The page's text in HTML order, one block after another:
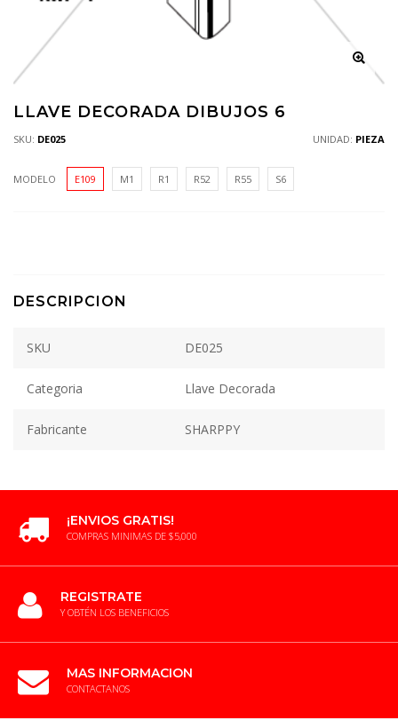
LLAVE DECORADA DIBUJOS 6
SKU: DE025 UNIDAD: PIEZA
MODELO E109 M1 R1 R52 R55 S6
DESCRIPCION
SKU DE025
Categoria Llave Decorada
Fabricante SHARPPY
¡ENVIOS GRATIS!
COMPRAS MINIMAS DE $5,000
REGISTRATE
Y OBTÉN LOS BENEFICIOS
MAS INFORMACION
CONTACTANOS